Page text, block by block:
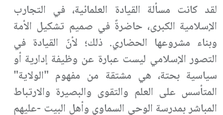
لقد كانت مسألة القيادة العلمائية، في التجارب
الإسلامية الكبرى، حاضرةً في صميم تشكيل الأمة
وبناء مشروعها الحضاري. ذلك؛ لأنّ القيادة في
التصور الإسلامي ليست عبارة عن وظيفة إدارية أو
سياسية بحتة، هي مشتقة من مفهوم "الولاية"
المتأسس على العلم والتقوى والبصيرة والارتباط
المباشر بمدرسة الوحي السماوي وأهل البيت -عليهم